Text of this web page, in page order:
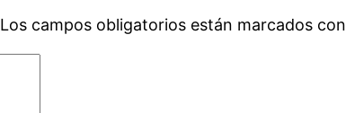
Los campos obligatorios están marcados con